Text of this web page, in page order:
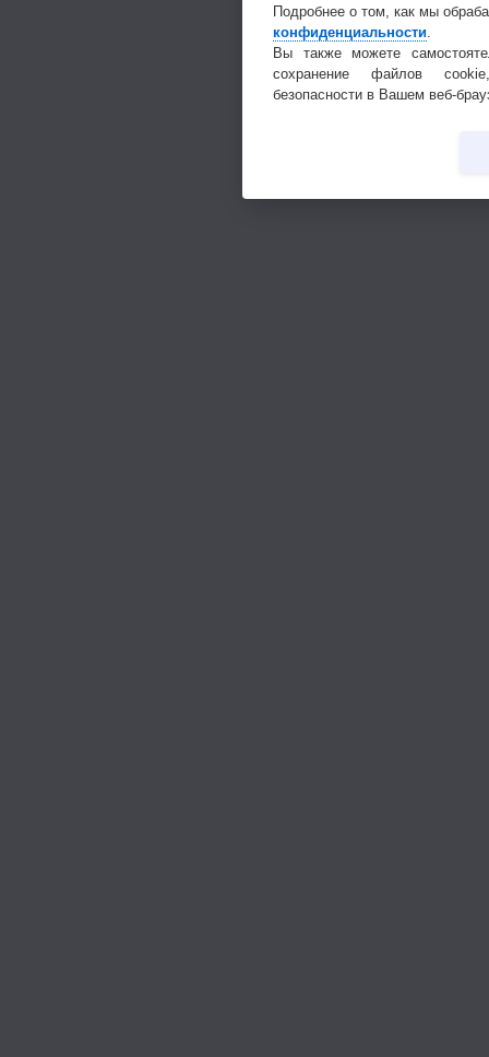
Подробнее о том, как мы
конфиденциальности
Вы также можете
сохранение файлов
безопасности в Вашем веб-